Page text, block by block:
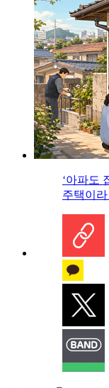
‘아파도
주택이